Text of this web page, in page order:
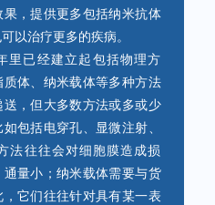
，提供更多包括纳米抗体
以治疗更多的疾病。
里已经建立起包括物理方
体、纳米载体等多种方法
，但大多数方法或多或少
包括电穿孔、显微注射、
法往往会对细胞膜造成损
量小；纳米载体需要与货
它们往往针对具有某一表